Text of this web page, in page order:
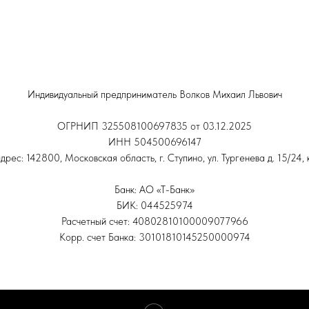
Индивидуальный предприниматель Волков Михаил Львович
ОГРНИП 325508100697835 от 03.12.2025
ИНН 504500696147
142800, Московская область, г. Ступино, ул. Тургенева д. 15/24,
Банк: АО «Т-Банк»
БИК: 044525974
Расчетный счет: 40802810100009077966
Корр. счет Банка: 30101810145250000974